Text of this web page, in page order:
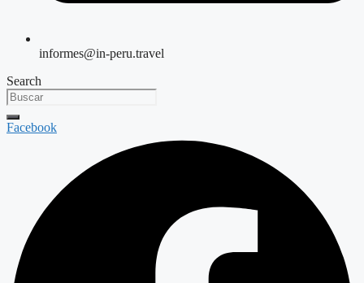
informes@in-peru.travel
Search
Facebook